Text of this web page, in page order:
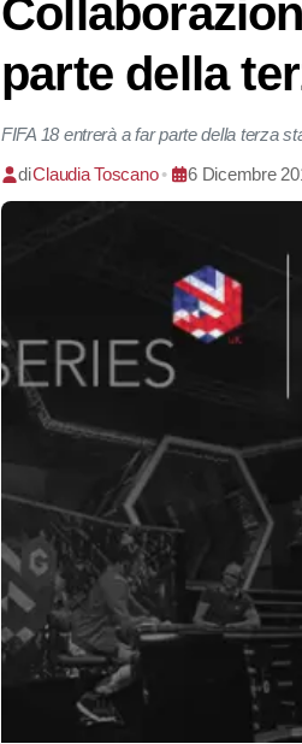
parte della
FIFA 18 entrerà a far parte della terza
diClaudia Toscano • 6 Dicembre